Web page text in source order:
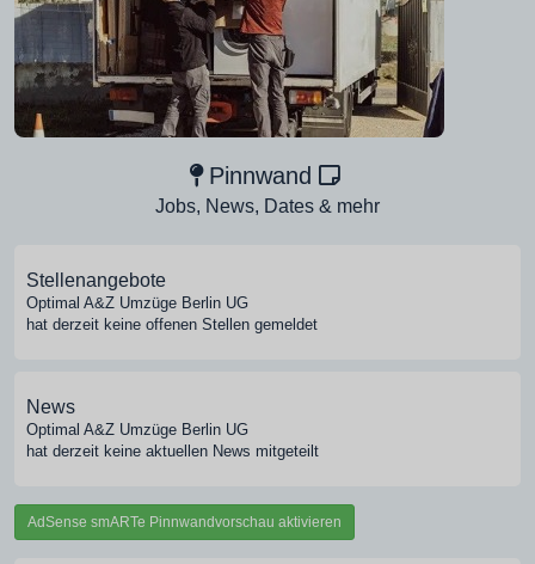
Pinnwand
Jobs, News, Dates & mehr
Stellenangebote
Optimal A&Z Umzüge Berlin UG
hat derzeit keine offenen Stellen gemeldet
News
Optimal A&Z Umzüge Berlin UG
hat derzeit keine aktuellen News mitgeteilt
AdSense smARTe Pinnwandvorschau aktivieren